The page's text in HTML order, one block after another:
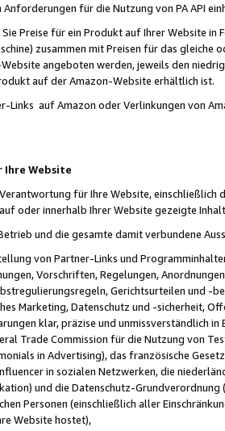
für die Nutzung von PA API
Preise für ein Produkt auf Ihrer Website
zusammen mit Preisen für das
angeboten werden, jeweils den
auf der Amazon-Website erhältlich ist.
Links auf Amazon oder Verlinkungen von
Website
für Ihre Website,
oder innerhalb Ihrer Website gezeigte
und die gesamte damit verbundene
von Partner-Links und
Vorschriften, Regelungen,
Gerichtsurteilen und -
Marketing, Datenschutz und -sicherheit,
klar, präzise und unmissverständlich
Trade Commission für die Nutzung von
in Advertising), das französische
in sozialen Netzwerken, die
und die Datenschutz-
Personen (einschließlich aller
Website hostet),